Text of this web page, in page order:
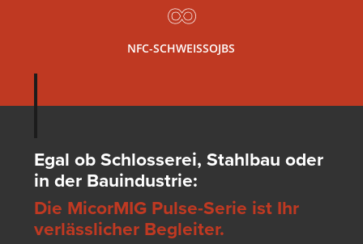
∞
NFC-SCHWEISSOJBS
Egal ob Schlosserei, Stahlbau oder
in der Bauindustrie:
Die MicorMIG Pulse-Serie ist Ihr
verlässlicher Begleiter.